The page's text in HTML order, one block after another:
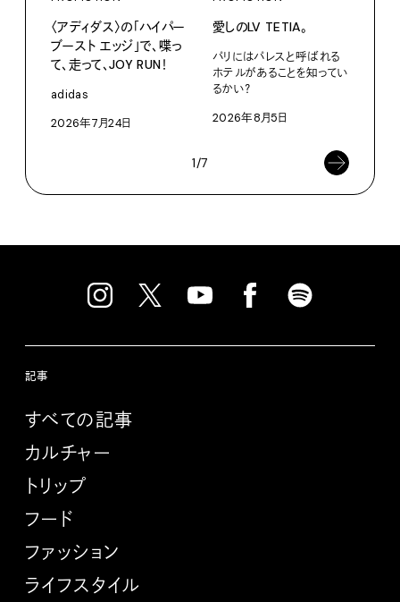
〈アディダス〉の「ハイパー
ブースト エッジ」で、喋っ
て、走って、JOY RUN！
adidas
2026年7月24日
愛しのLV TETIA。
パリにはパレスと呼ばれる
ホテルがあることを知ってい
るかい？
2026年8月5日
1/7
記事
すべての記事
カルチャー
トリップ
フード
ファッション
ライフスタイル